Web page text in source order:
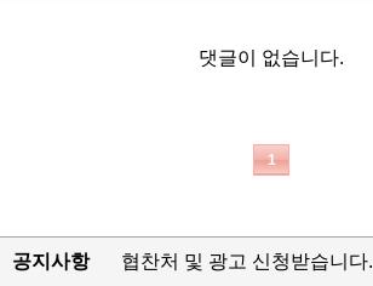
댓글이 없습니다.
1
공지사항 협찬처 및 광고 신청받습니다.